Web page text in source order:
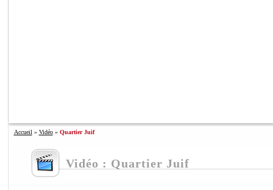
Accueil » Vidéo» Quartier Juif
Vidéo : Quartier Juif